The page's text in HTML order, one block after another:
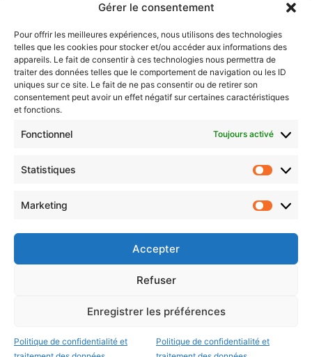
Gérer le consentement
Pour offrir les meilleures expériences, nous utilisons des technologies
telles que les cookies pour stocker et/ou accéder aux informations des
appareils. Le fait de consentir à ces technologies nous permettra de
traiter des données telles que le comportement de navigation ou les ID
uniques sur ce site. Le fait de ne pas consentir ou de retirer son
consentement peut avoir un effet négatif sur certaines caractéristiques
et fonctions.
Fonctionnel Toujours activé
Statistiques
Marketing
Accepter
Refuser
Enregistrer les préférences
Politique de confidentialité et
Politique de confidentialité et
Newsletter gratuite
Choisissez : matin, soir ou hebdo ?
votre